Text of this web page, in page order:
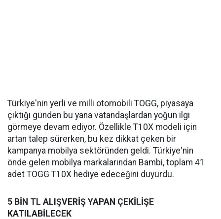
Türkiye'nin yerli ve milli otomobili TOGG, piyasaya
çıktığı günden bu yana vatandaşlardan yoğun ilgi
görmeye devam ediyor. Özellikle T10X modeli için
artan talep sürerken, bu kez dikkat çeken bir
kampanya mobilya sektöründen geldi. Türkiye'nin
önde gelen mobilya markalarından Bambi, toplam 41
adet TOGG T10X hediye edeceğini duyurdu.
5 BİN TL ALIŞVERİŞ YAPAN ÇEKİLİŞE
KATILABİLECEK